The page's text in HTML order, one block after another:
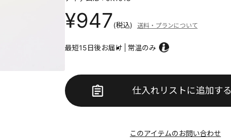
¥947(税込) 送料・プランについて
最短15日後お届け 常温のみ
仕入れリストに追加する
このアイテムのお問い合わせ